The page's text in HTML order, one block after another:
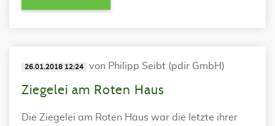
26.01.2018 12:24 von Philipp Seibt (pdir GmbH)
Ziegelei am Roten Haus
Die Ziegelei am Roten Haus war die letzte ihrer